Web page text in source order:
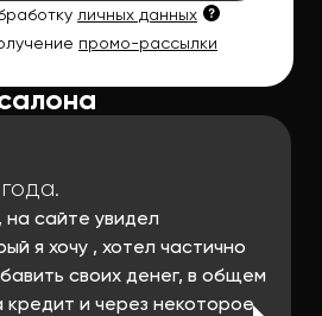
личных данных
промо-рассылки
сайте увидел
я хочу , хотел частично
своих денег, в общем
кредит и через некоторое